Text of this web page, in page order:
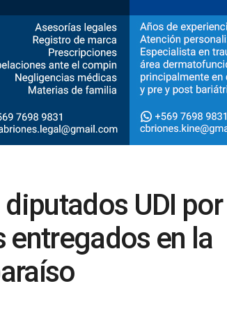
UDI por
en la